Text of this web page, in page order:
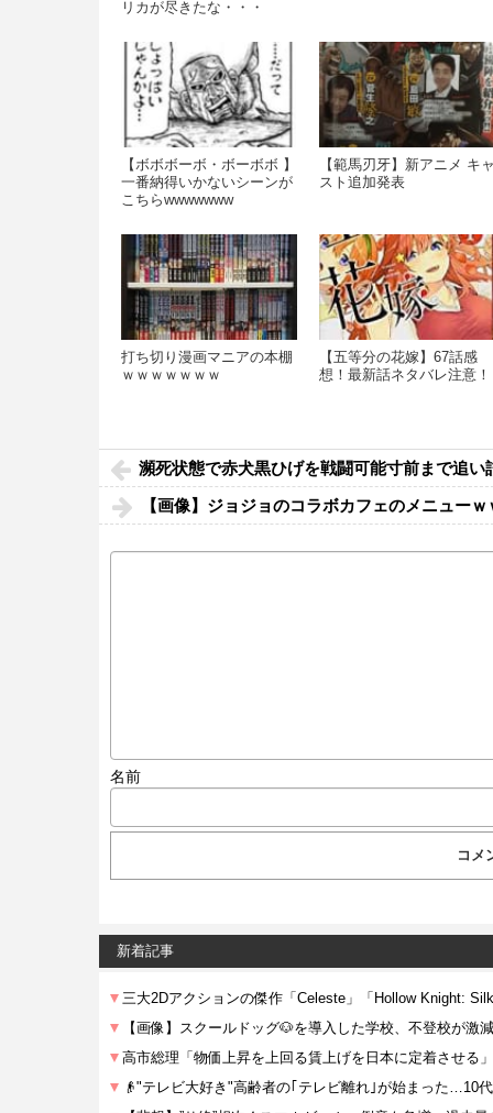
リカが尽きたな・・・
【ボボボーボ・ボーボボ 】
一番納得いかないシーンが
こちらwwwwwww
【範馬刃牙】新アニメ キ
スト追加発表
打ち切り漫画マニアの本棚
ｗｗｗｗｗｗｗ
【五等分の花嫁】67話感
想！最新話ネタバレ注意！
瀕死状態で赤犬黒ひげを戦闘可能寸前まで追
【画像】ジョジョのコラボカフェのメニュー
名前
新着記事